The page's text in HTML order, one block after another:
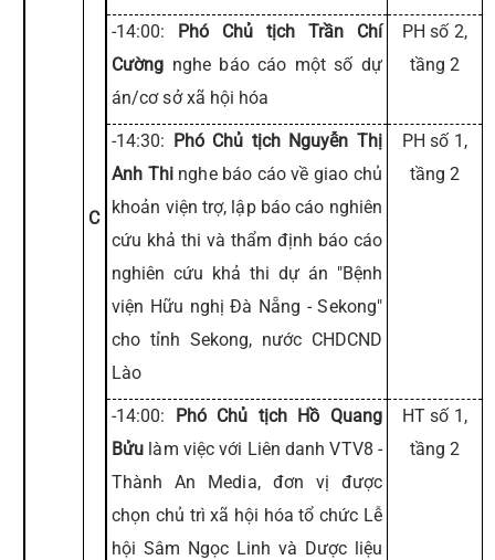
C
-14:00: Phó Chủ tịch Trần Chí
Cường nghe báo cáo một số dự
án/cơ sở xã hội hóa
PH số 2,
tầng 2
-14:30: Phó Chủ tịch Nguyễn Thị
Anh Thinghe báo cáo về giao chủ
khoản viện trợ, lập báo cáo nghiên
cứu khả thi và thẩm định báo cáo
nghiên cứu khả thi dự án "Bệnh
viện Hữu nghị Đà Nẵng - Sekong"
cho tỉnh Sekong, nước CHDCND
Lào
PH số 1,
tầng 2
-14:00: Phó Chủ tịch Hồ Quang
Bửu làm việc với Liên danh VTV8 -
Thành An Media, đơn vị được
chọn chủ trì xã hội hóa tổ chức Lễ
hội Sâm Ngọc Linh và Dược liệu
HT số 1,
tầng 2